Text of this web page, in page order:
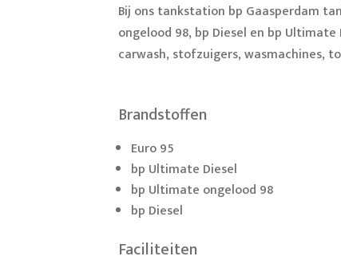
Bij ons tankstation bp Gaasperdam
ongelood 98, bp Diesel en bp
carwash, stofzuigers, wasmachines,
Brandstoffen
Euro 95
bp Ultimate Diesel
bp Ultimate ongelood 98
bp Diesel
Faciliteiten